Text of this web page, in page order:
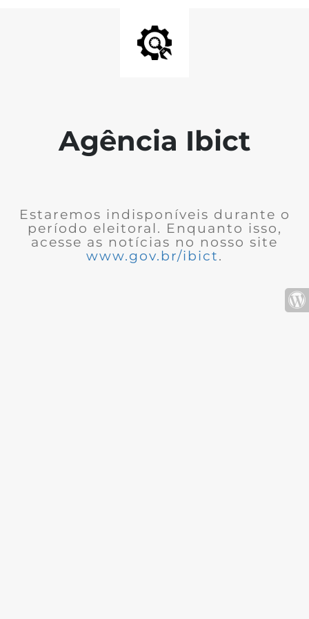
Agência Ibict
Estaremos indisponíveis durante o
período eleitoral. Enquanto isso,
acesse as notícias no nosso site
www.gov.br/ibict.